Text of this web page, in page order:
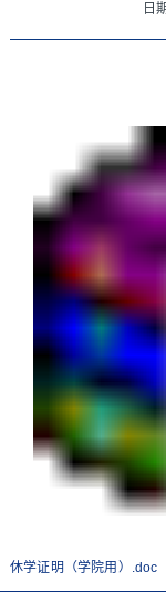
日
休学证明（学院用）.doc